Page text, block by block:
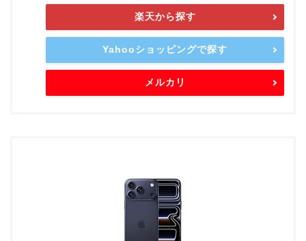
楽天から探す
Yahooショッピングで探す
メルカリ